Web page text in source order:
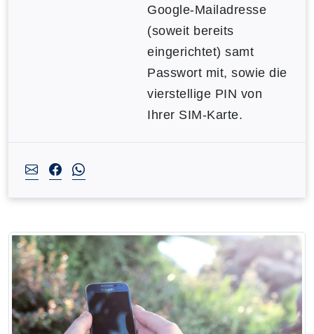
Google-Mailadresse
(soweit bereits
eingerichtet) samt
Passwort mit, sowie die
vierstellige PIN von
Ihrer SIM-Karte.